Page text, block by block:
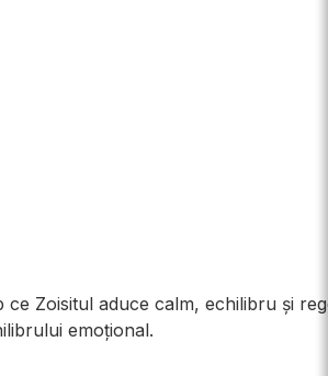
Zoisitul aduce calm, echilibru și
emoțional.